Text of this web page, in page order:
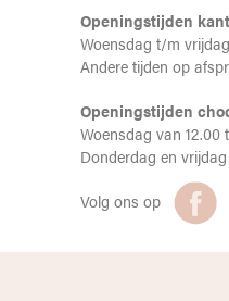
Openingstijden
Woensdag t/m
Andere tijden op
Openingstijden
Woensdag van 12.00
Donderdag en
Volg ons op